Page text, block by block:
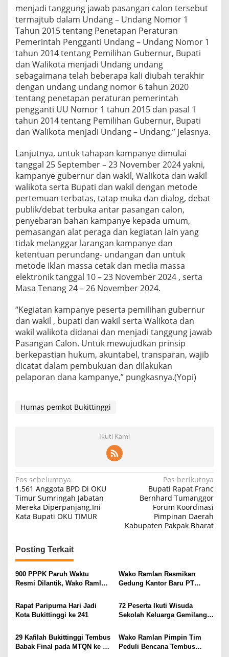
menjadi tanggung jawab pasangan calon tersebut
termajtub dalam Undang – Undang Nomor 1
Tahun 2015 tentang Penetapan Peraturan
Pemerintah Pengganti Undang – Undang Nomor 1
tahun 2014 tentang Pemilihan Gubernur, Bupati
dan Walikota menjadi Undang undang
sebagaimana telah beberapa kali diubah terakhir
dengan undang undang nomor 6 tahun 2020
tentang penetapan peraturan pemerintah
pengganti UU Nomor 1 tahun 2015 dan pasal 1
tahun 2014 tentang Pemilihan Gubernur, Bupati
dan Walikota menjadi Undang – Undang,” jelasnya.
Lanjutnya, untuk tahapan kampanye dimulai
tanggal 25 September – 23 November 2024 yakni,
kampanye gubernur dan wakil, Walikota dan wakil
walikota serta Bupati dan wakil dengan metode
pertemuan terbatas, tatap muka dan dialog, debat
publik/debat terbuka antar pasangan calon,
penyebaran bahan kampanye kepada umum,
pemasangan alat peraga dan kegiatan lain yang
tidak melanggar larangan kampanye dan
ketentuan perundang- undangan dan untuk
metode Iklan massa cetak dan media massa
elektronik tanggal 10 – 23 November 2024 , serta
Masa Tenang 24 – 26 November 2024.
“Kegiatan kampanye peserta pemilihan gubernur
dan wakil , bupati dan wakil serta Walikota dan
wakil walikota didanai dan menjadi tanggung jawab
Pasangan Calon. Untuk mewujudkan prinsip
berkepastian hukum, akuntabel, transparan, wajib
dicatat dalam pembukuan dan dilakukan
pelaporan dana kampanye,” pungkasnya.(Yopi)
Humas pemkot Bukittinggi
Ikuti Kami
Navigasi
pos
Pos sebelumnya
1.561 Anggota BPD Di OKU
Timur Sumringah Jabatan
Mereka Diperpanjang.Ini
Kata Bupati OKU TIMUR
Pos berikutnya
Bupati Rapat Franc
Bernhard Tumanggor
Forum Koordinasi
Pimpinan Daerah
Kabupaten Pakpak Bharat
Posting Terkait
900 PPPK Paruh Waktu
Resmi Dilantik, Wako Ramlan
Pengabdian
Wako Ramlan Resmikan
Gedung Kantor Baru PT
Rapat Paripurna Hari Jadi
Kota Bukittinggi ke 241
72 Peserta Ikuti Wisuda
Sekolah Keluarga Gemilang
29 Kafilah Bukittinggi Tembus
Babak Final pada MTQN ke 41
Wako Ramlan Pimpin Tim
Peduli Bencana Tembus